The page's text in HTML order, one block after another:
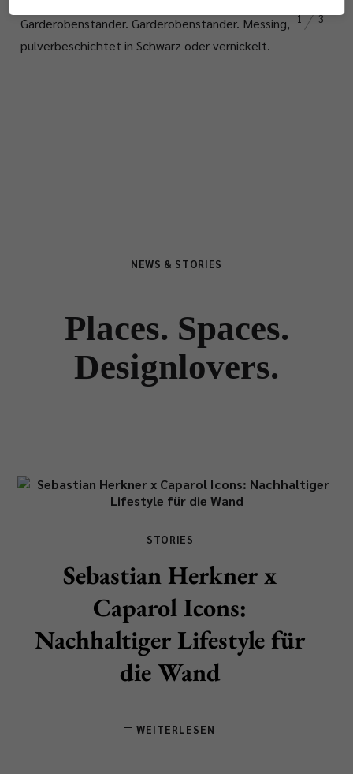
1 3
Garderobenständer. Garderobenständer. Messing,
pulverbeschichtet in Schwarz oder vernickelt.
NEWS & STORIES
Places. Spaces.
Designlovers.
STORIES
Sebastian Herkner x
Caparol Icons:
Nachhaltiger Lifestyle für
die Wand
WEITERLESEN